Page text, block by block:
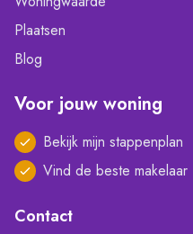
Plaatsen
Blog
Voor jouw woning
Bekijk mijn stappenplan
Vind de beste makelaar
Contact